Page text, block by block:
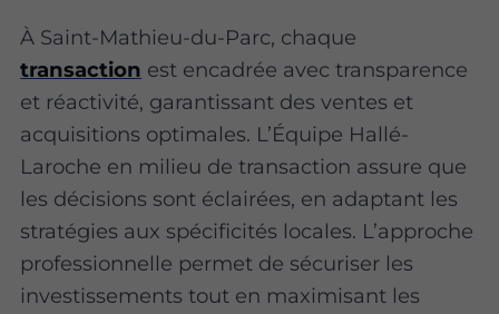
À Saint-Mathieu-du-Parc, chaque
transaction est encadrée avec transparence
et réactivité, garantissant des ventes et
acquisitions optimales. L’Équipe Hallé-
Laroche en milieu de transaction assure que
les décisions sont éclairées, en adaptant les
stratégies aux spécificités locales. L’approche
professionnelle permet de sécuriser les
investissements tout en maximisant les